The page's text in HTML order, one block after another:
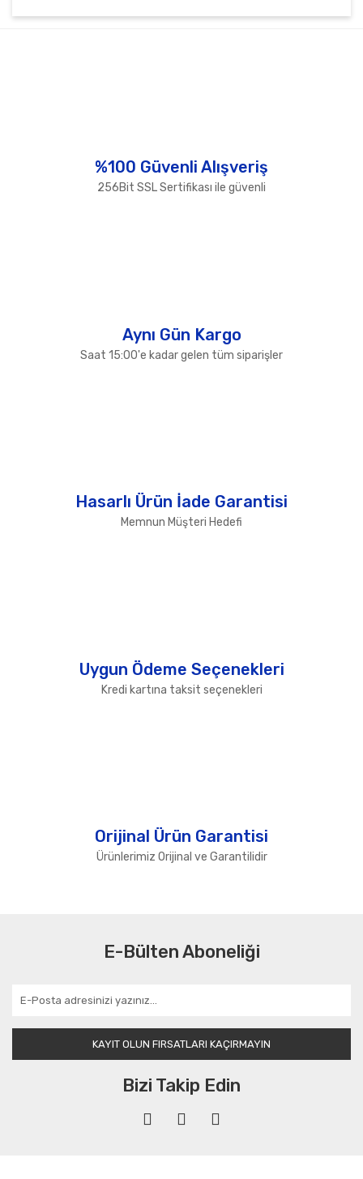
Ürün fiyatı diğer sitelerden daha pahalı.
%100 Güvenli Alışveriş
256Bit SSL Sertifikası ile güvenli
Aynı Gün Kargo
Saat 15:00'e kadar gelen tüm siparişler
Hasarlı Ürün İade Garantisi
Memnun Müşteri Hedefi
Uygun Ödeme Seçenekleri
Kredi kartına taksit seçenekleri
Orijinal Ürün Garantisi
Ürünlerimiz Orijinal ve Garantilidir
E-Bülten Aboneliği
KAYIT OLUN FIRSATLARI KAÇIRMAYIN
Bizi Takip Edin